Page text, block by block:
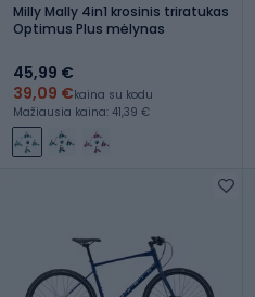
Milly Mally 4in1 krosinis triratukas
Optimus Plus mėlynas
45,99 €
39,09 €kaina su kodu
Mažiausia kaina: 41,39 €